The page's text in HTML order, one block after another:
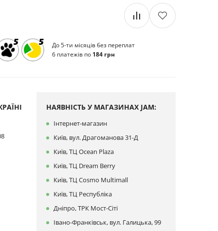
До 5-ти місяців без переплат
6 платежів по 184 грн
НАЯВНІСТЬ У МАГАЗИНАХ JAM:
Інтернет-магазин
Київ, вул. Драгоманова 31-Д
Київ, ТЦ Ocean Plaza
Київ, ТЦ Dream Berry
Київ, ТЦ Cosmo Multimall
Київ, ТЦ Республіка
Дніпро, ТРК Мост-Сіті
Івано-Франківськ, вул. Галицька, 99